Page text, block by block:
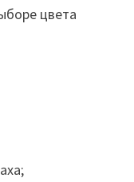
цвета